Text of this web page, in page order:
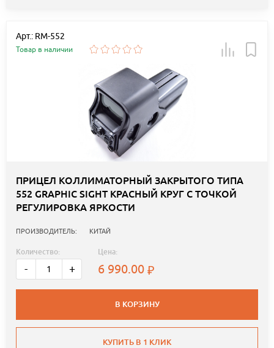
Арт.: RM-552
Товар в наличии
ПРИЦЕЛ КОЛЛИМАТОРНЫЙ ЗАКРЫТОГО ТИПА
552 GRAPHIC SIGHT КРАСНЫЙ КРУГ С ТОЧКОЙ
РЕГУЛИРОВКА ЯРКОСТИ
ПРОИЗВОДИТЕЛЬ: КИТАЙ
Количество:
- +
Цена:
6 990.00
В КОРЗИНУ
КУПИТЬ В 1 КЛИК